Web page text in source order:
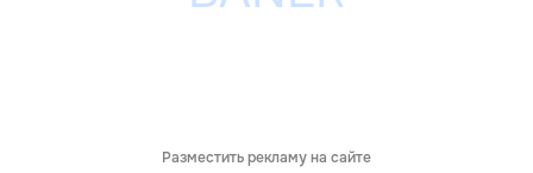
Разместить рекламу на сайте